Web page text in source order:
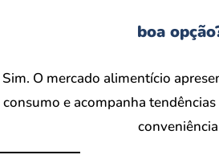
boa
Sim. O mercado alimentício
consumo e acompanha